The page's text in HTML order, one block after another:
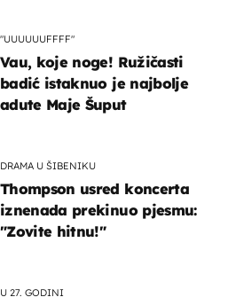
"UUUUUUFFFF"
Vau, koje noge! Ružičasti
badić istaknuo je najbolje
adute Maje Šuput
DRAMA U ŠIBENIKU
Thompson usred koncerta
iznenada prekinuo pjesmu:
"Zovite hitnu!"
U 27. GODINI